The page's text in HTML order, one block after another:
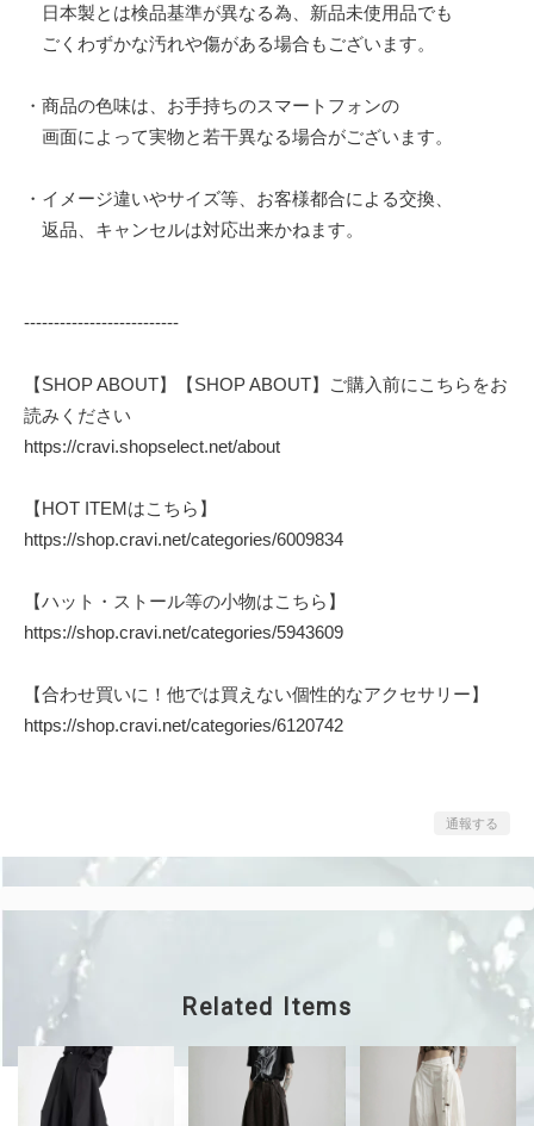
日本製とは検品基準が異なる為、新品未使用品でも
ごくわずかな汚れや傷がある場合もございます。
・商品の色味は、お手持ちのスマートフォンの
画面によって実物と若干異なる場合がございます。
・イメージ違いやサイズ等、お客様都合による交換、
返品、キャンセルは対応出来かねます。
--------------------------
【SHOP ABOUT】【SHOP ABOUT】ご購入前にこちらをお
読みください
https://cravi.shopselect.net/about
【HOT ITEMはこちら】
https://shop.cravi.net/categories/6009834
【ハット・ストール等の小物はこちら】
https://shop.cravi.net/categories/5943609
【合わせ買いに！他では買えない個性的なアクセサリー】
https://shop.cravi.net/categories/6120742
通報する
Related Items